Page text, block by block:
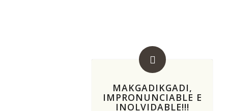
MAKGADIKGADI,
IMPRONUNCIABLE E
INOLVIDABLE!!!